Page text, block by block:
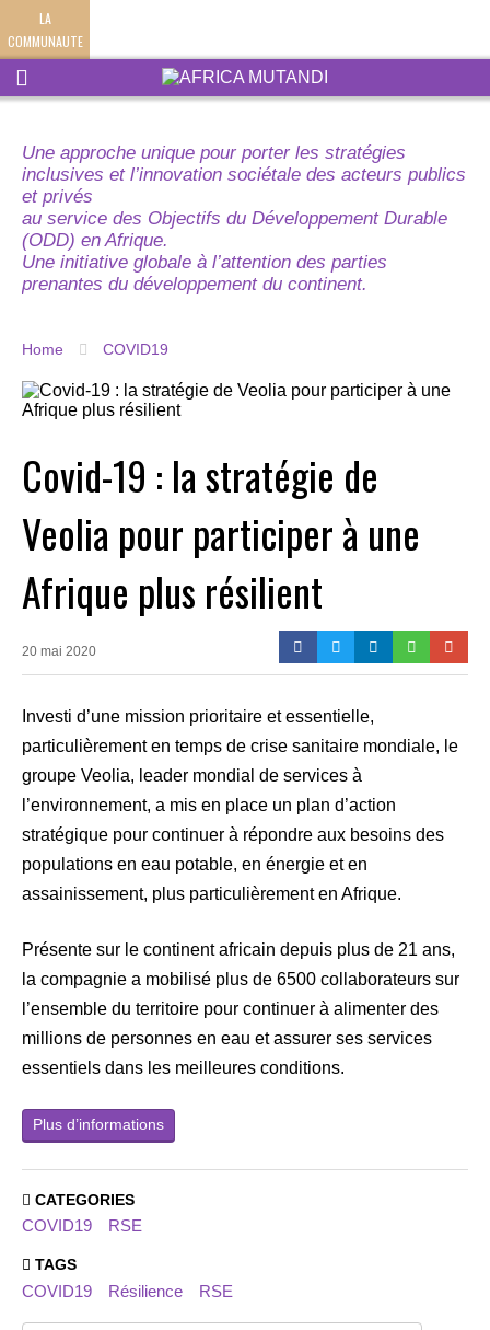
LA
COMMUNAUTE
Une approche unique pour porter les stratégies
inclusives et l’innovation sociétale des acteurs publics
et privés
au service des Objectifs du Développement Durable
(ODD) en Afrique.
Une initiative globale à l’attention des parties
prenantes du développement du continent.
Home COVID19
Covid-19 : la stratégie de
Veolia pour participer à une
Afrique plus résilient
20 mai 2020
Investi d’une mission prioritaire et essentielle,
particulièrement en temps de crise sanitaire mondiale, le
groupe Veolia, leader mondial de services à
l’environnement, a mis en place un plan d’action
stratégique pour continuer à répondre aux besoins des
populations en eau potable, en énergie et en
assainissement, plus particulièrement en Afrique.
Présente sur le continent africain depuis plus de 21 ans,
la compagnie a mobilisé plus de 6500 collaborateurs sur
l’ensemble du territoire pour continuer à alimenter des
millions de personnes en eau et assurer ses services
essentiels dans les meilleures conditions.
Plus d’informations
CATEGORIES
COVID19 RSE
TAGS
COVID19 Résilience RSE